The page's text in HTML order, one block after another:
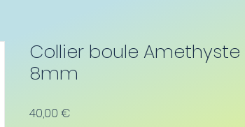
Collier boule Amethyste
8mm
40,00 €